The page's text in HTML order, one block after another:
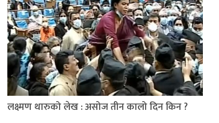
लक्ष्मण थारुको लेख : असोज तीन कालो दिन किन ?